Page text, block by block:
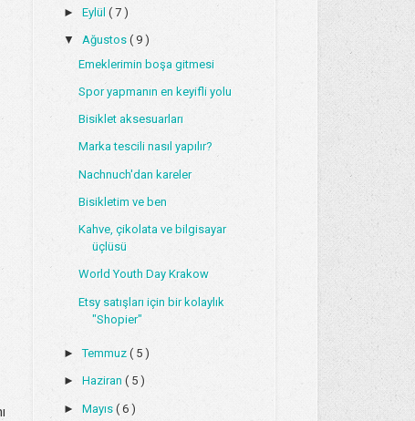
► Eylül ( 7 )
▼ Ağustos ( 9 )
Emeklerimin boşa gitmesi
Spor yapmanın en keyifli yolu
Bisiklet aksesuarları
Marka tescili nasıl yapılır?
Nachnuch'dan kareler
Bisikletim ve ben
Kahve, çikolata ve bilgisayar
üçlüsü
World Youth Day Krakow
Etsy satışları için bir kolaylık
"Shopier"
►Temmuz ( 5 )
► Haziran ( 5 )
► Mayıs ( 6 )